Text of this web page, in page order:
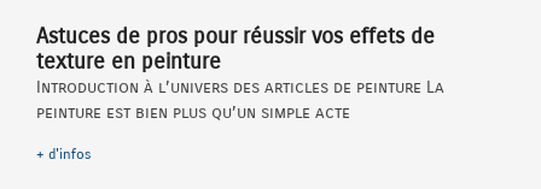
Astuces de pros pour réussir vos effets de
texture en peinture
Introduction à l’univers des articles de peinture La
peinture est bien plus qu’un simple acte
+ d'infos